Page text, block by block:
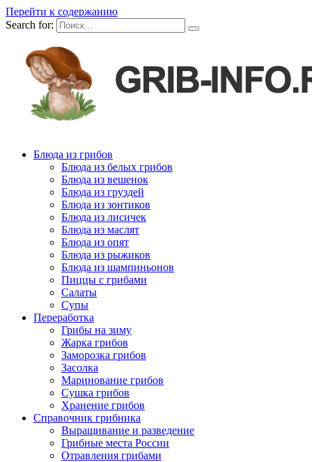
Перейти к содержанию
Search for:
Блюда из грибов
Блюда из белых грибов
Блюда из вешенок
Блюда из груздей
Блюда из зонтиков
Блюда из лисичек
Блюда из маслят
Блюда из опят
Блюда из рыжиков
Блюда из шампиньонов
Пиццы с грибами
Салаты
Супы
Переработка
Грибы на зиму
Жарка грибов
Заморозка грибов
Засолка
Маринование грибов
Сушка грибов
Хранение грибов
Справочник грибника
Выращивание и разведение
Грибные места России
Отравления грибами